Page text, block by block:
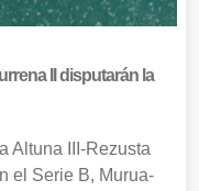
II disputarán la
Altuna III-Rezusta
el Serie B, Murua-